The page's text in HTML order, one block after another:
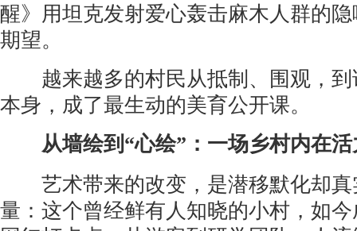
醒》用坦克发射爱心轰击麻木人群的
期望。
越来越多的村民从抵制、围观，到
本身，成了最生动的美育公开课。
从墙绘到“心绘”：一场乡村内在活
艺术带来的改变，是潜移默化却真
量：这个曾经鲜有人知晓的小村，如